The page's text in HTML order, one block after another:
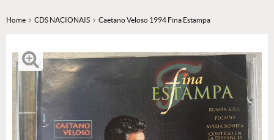
Home CDS NACIONAIS Caetano Veloso 1994 Fina Estampa